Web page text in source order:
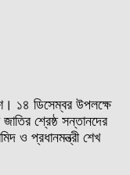
১৪ ডিসেম্বর উপলক্ষে
শ্রেষ্ঠ সন্তানদের
ও প্রধানমন্ত্রী শেখ